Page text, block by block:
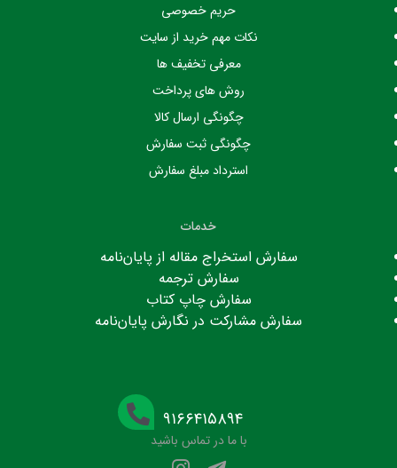
حریم خصوصی
نکات مهم خرید از سایت
معرفی تخفیف ها
روش های پرداخت
چگونگی ارسال کالا
چگونگی ثبت سفارش
استرداد مبلغ سفارش
خدمات
سفارش استخراج مقاله از پایان‌نامه
سفارش ترجمه
سفارش چاپ کتاب
سفارش مشارکت در نگارش پایان‌نامه
۹۱۶۶۴۱۵۸۹۴
با ما در تماس باشید